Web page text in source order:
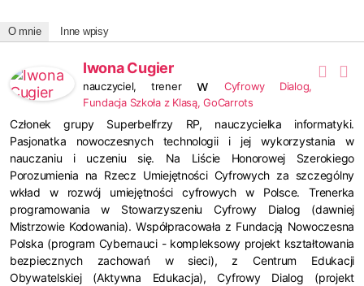
O mnie Inne wpisy
Iwona Cugier
nauczyciel, trenerw
Cyfrowy Dialog,
Fundacja Szkoła z Klasą, GoCarrots
Członek grupy Superbelfrzy RP, nauczycielka informatyki.
Pasjonatka nowoczesnych technologii i jej wykorzystania w
nauczaniu i uczeniu się. Na Liście Honorowej Szerokiego
Porozumienia na Rzecz Umiejętności Cyfrowych za szczególny
wkład w rozwój umiejętności cyfrowych w Polsce. Trenerka
programowania w Stowarzyszeniu Cyfrowy Dialog (dawniej
Mistrzowie Kodowania). Współpracowała z Fundacją Nowoczesna
Polska (program Cybernauci - kompleksowy projekt kształtowania
bezpiecznych zachowań w sieci), z Centrum Edukacji
Obywatelskiej (Aktywna Edukacja), Cyfrowy Dialog (projekt